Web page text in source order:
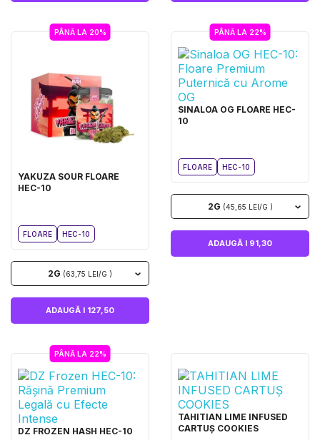
PÂNĂ LA 20%
YAKUZA SOUR FLOARE
HEC-10
FLOARE HEC-10
2G (63,75 LEI/G )
ADAUGĂ I 127,50
PÂNĂ LA 22%
SINALOA OG FLOARE HEC-
10
FLOARE HEC-10
2G (45,65 LEI/G )
ADAUGĂ I 91,30
PÂNĂ LA 22%
DZ FROZEN HASH HEC-10
TAHITIAN LIME INFUSED
CARTUȘ COOKIES